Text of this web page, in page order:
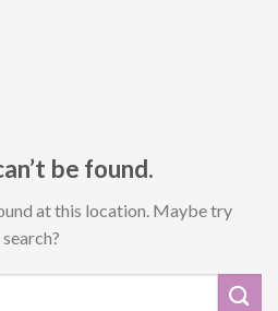
be found.
at this location. Maybe try